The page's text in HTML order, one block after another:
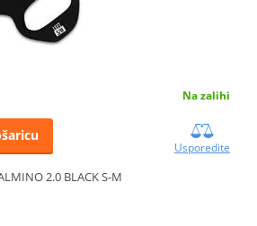
Na zalihi
Usporedite
2.0 BLACK S-M